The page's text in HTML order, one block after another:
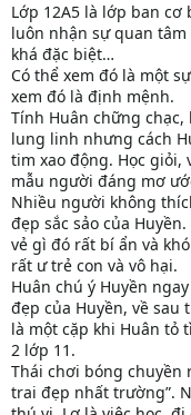
Lớp 12A5 là lớp ban
luôn nhận sự quan
khá đặc biệt…
Có thể xem đó là một
xem đó là định mệnh.
Tính Huân chững
lung linh nhưng cách
tim xao động. Học giỏi,
mẫu người đáng mơ
Nhiều người không
đẹp sắc sảo của
vẻ gì đó rất bí ẩn và
rất ư trẻ con và vô hại.
Huân chú ý Huyền
đẹp của Huyền, về sau
là một cặp khi Huân tỏ
2 lớp 11.
Thái chơi bóng chuyền
trai đẹp nhất trường”.